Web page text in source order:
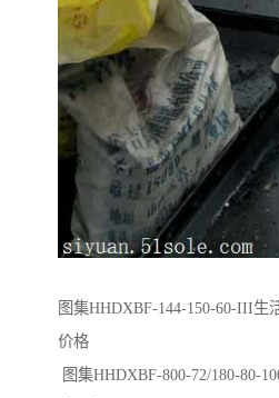
图集HHDXBF-144-150-60-III生
价格
图集HHDXBF-800-72/180-80-